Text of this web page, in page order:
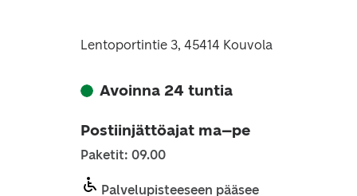
Lentoportintie 3, 45414 Kouvola
Avoinna 24 tuntia
Postiinjättöajat ma–pe
Paketit: 09.00
Palvelupisteeseen pääsee